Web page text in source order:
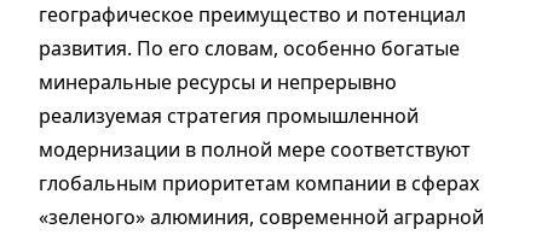
географическое преимущество и потенциал
развития. По его словам, особенно богатые
минеральные ресурсы и непрерывно
реализуемая стратегия промышленной
модернизации в полной мере соответствуют
глобальным приоритетам компании в сферах
«зеленого» алюминия, современной аграрной